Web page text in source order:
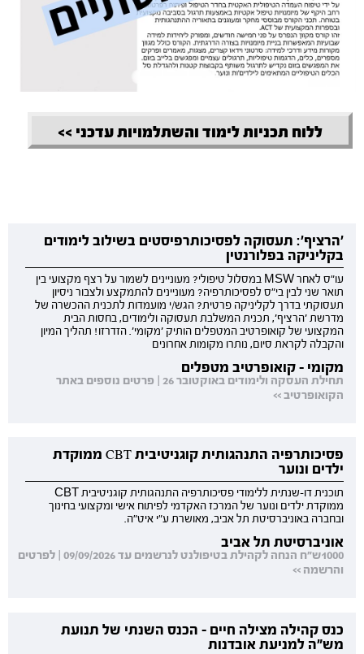
ללוח תכניות לימוד והשתלמויות עדכני >>
'הרציף': תעסוקה לפסיכותרפיסטים בשילוב לימודים
בקליניקה בפלורנטין
עו"ס לאחר MSW במסלול טיפולי? מעוניינים לשמור על רצף מקצועי בין
תואר שני לבין בי"ס לפסיכותרפיה? מעוניינים להתמקצע ולצבור ניסיון
תעסוקתי בדרך לקליניקה פרטית? הגש/י מועמדות לתכנית ההכשרה של
מדרשת 'הרציף', תכנית המשלבת תעסוקה ולימודים, בחסות הבית
המקצועי של קואופרטיב המטפלים הותיק 'מקומי'. הזדרזו! תהליך המיון
והקבלה לקראת סיום, נותרו מקומות אחרונים
מקומי - קואופרטיב מטפלים
תחילת העסקה ולימודים באוקטובר 26 | פרטים נוספים באתר
הקואופרטיב >>
פסיכותרפיה התנהגותית קוגניטיבית CBT ממוקדת
ילדים ונוער
תוכנית דו-שנתית ללימודי פסיכותרפיה התנהגותית קוגניטיבית CBT
ממוקדת ילדים ונוער של המרכז האקדמי לפיתוח אישי ומקצועי בחינוך
ובחברה באוניברסיטת תל אביב, מאושרת ע"י איט"ה.
אוניברסיטת תל אביב
1000ש"ח הנחה לקהילת בטיפולנט לנרשמים עד 09/09/2026 | לפרטים
והרשמה >>
כנס קהילה מצילה חיים - הכנס השנתי של תנועת
מש"ה למניעת אובדנות